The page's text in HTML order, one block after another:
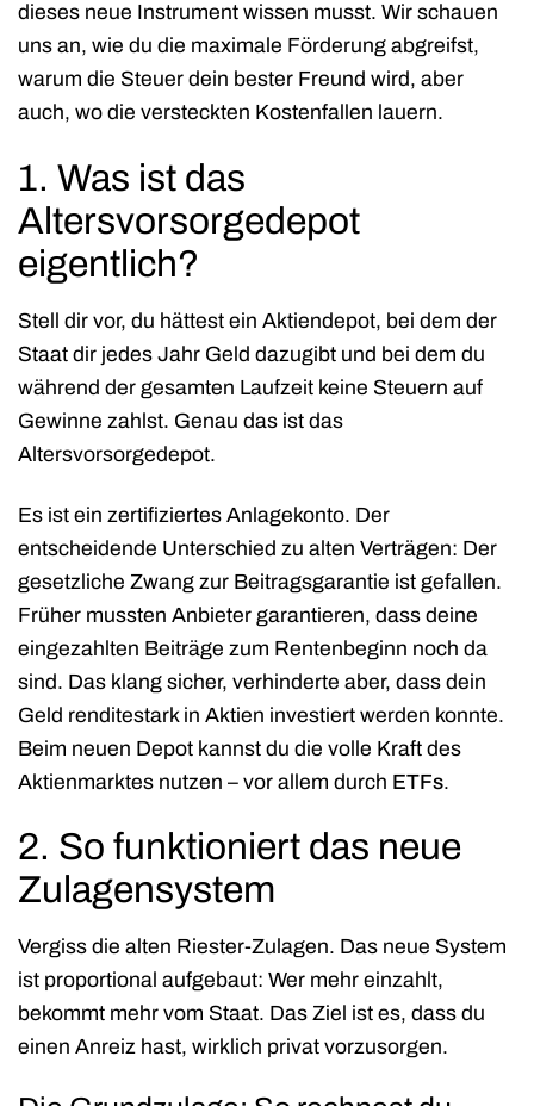
dieses neue Instrument wissen musst. Wir schauen
uns an, wie du die maximale Förderung abgreifst,
warum die Steuer dein bester Freund wird, aber
auch, wo die versteckten Kostenfallen lauern.
1. Was ist das
Altersvorsorgedepot
eigentlich?
Stell dir vor, du hättest ein Aktiendepot, bei dem der
Staat dir jedes Jahr Geld dazugibt und bei dem du
während der gesamten Laufzeit keine Steuern auf
Gewinne zahlst. Genau das ist das
Altersvorsorgedepot.
Es ist ein zertifiziertes Anlagekonto. Der
entscheidende Unterschied zu alten Verträgen: Der
gesetzliche Zwang zur Beitragsgarantie ist gefallen.
Früher mussten Anbieter garantieren, dass deine
eingezahlten Beiträge zum Rentenbeginn noch da
sind. Das klang sicher, verhinderte aber, dass dein
Geld renditestark in Aktien investiert werden konnte.
Beim neuen Depot kannst du die volle Kraft des
Aktienmarktes nutzen – vor allem durch ETFs.
2. So funktioniert das neue
Zulagensystem
Vergiss die alten Riester-Zulagen. Das neue System
ist proportional aufgebaut: Wer mehr einzahlt,
bekommt mehr vom Staat. Das Ziel ist es, dass du
einen Anreiz hast, wirklich privat vorzusorgen.